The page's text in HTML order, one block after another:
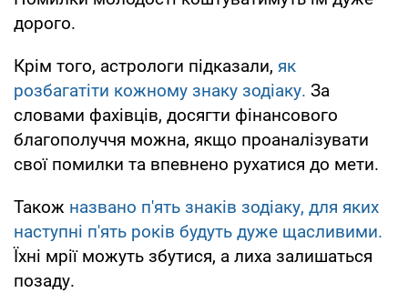
дорого.
Крім того, астрологи підказали, як
розбагатіти кожному знаку зодіаку. За
словами фахівців, досягти фінансового
благополуччя можна, якщо проаналізувати
свої помилки та впевнено рухатися до мети.
Також названо п'ять знаків зодіаку, для яких
наступні п'ять років будуть дуже щасливими.
Їхні мрії можуть збутися, а лиха залишаться
позаду.